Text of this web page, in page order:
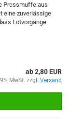
Pressmuffe aus
eine zuverlässige
Lötvorgänge
ab 2,80 EUR
MwSt. zzgl. Versand